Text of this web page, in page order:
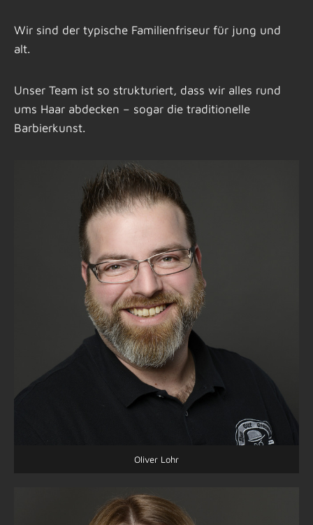
Wir sind der typische Familienfriseur für jung und
alt.
Unser Team ist so strukturiert, dass wir alles rund
ums Haar abdecken – sogar die traditionelle
Barbierkunst.
Oliver Lohr